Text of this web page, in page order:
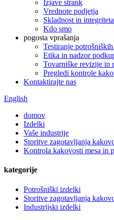
Izjave strank
Vrednote podjetja
Skladnost in integriteta
Kdo smo
pogosta vprašanja
Testiranje
Etika in nadzor
Tovarniške revizije in
Pregledi kontrole
Kontaktirajte nas
English
domov
Izdelki
Vaše industrije
Storitve zagotavljanja
Kontrola kakovosti mesa in
kategorije
Potrošniški izdelki
Storitve zagotavljanja
Industrijski izdelki